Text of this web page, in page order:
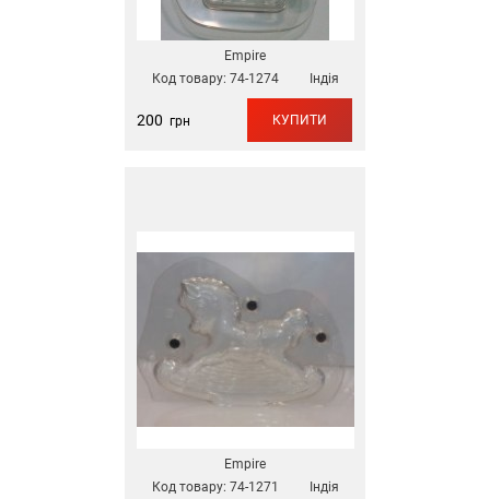
Empire
Код товару: 74-1274 Індія
200 грн КУПИТИ
Empire
Код товару: 74-1271 Індія